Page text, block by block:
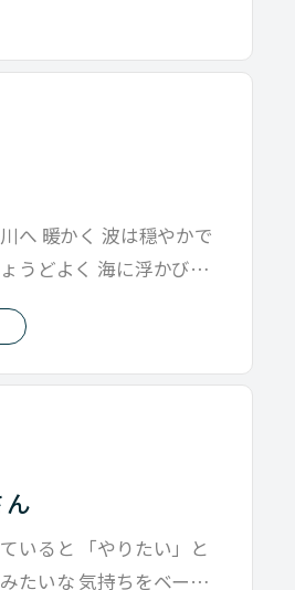
へ 暖かく 波は穏やかで
うどよく 海に浮かびな
いると 「やりたい」と
たいな 気持ちをベース